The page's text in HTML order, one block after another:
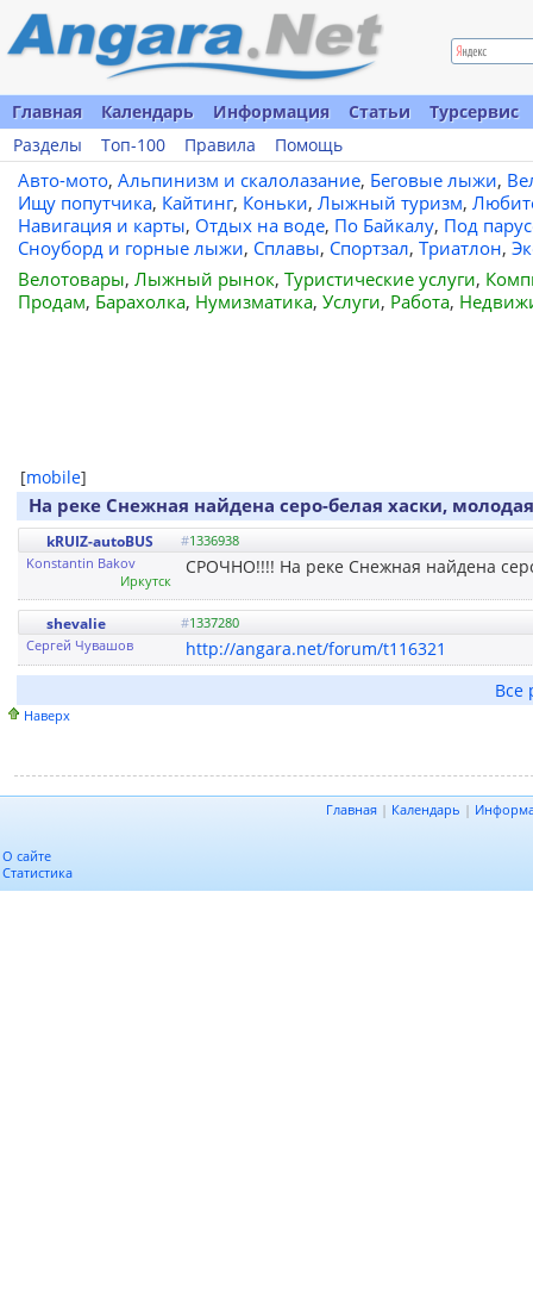
Главная Календарь Информация Статьи
Турсервис
Разделы
Топ-100 Правила Помощь
Авто-мото, Альпинизм и скалолазание, Беговые лыжи,
Ищу попутчика, Кайтинг, Коньки, Лыжный туризм,
Навигация и карты, Отдых на воде, По Байкалу, Под
Сноуборд и горные лыжи, Сплавы, Спортзал, Триатлон,
Велотовары, Лыжный рынок, Туристические услуги,
Продам, Барахолка, Нумизматика, Услуги, Работа,
[mobile]
На реке Снежная найдена серо-белая хаски,
kRUIZ-autoBUS #1336938
Konstantin Bakov
Иркутск
СРОЧНО!!!! На реке Снежная найдена
shevalie #1337280
Сергей Чувашов
http://angara.net/forum/t116321
Все
Наверх
Главная | Календарь |
О сайте
Статистика